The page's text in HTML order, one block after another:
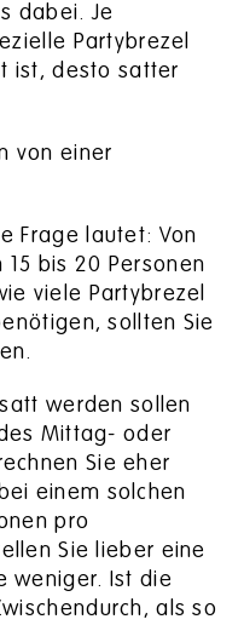
dabei. Je
Partybrezel
ist, desto satter
von einer
Frage lautet: Von
bis 20 Personen
viele Partybrezel
sollten Sie
werden sollen
Mittag- oder
Sie eher
einem solchen
pro
Sie lieber eine
weniger. Ist die
als so